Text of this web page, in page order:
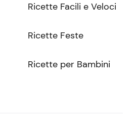
Ricette Facili e Veloci
Ricette Feste
Ricette per Bambini